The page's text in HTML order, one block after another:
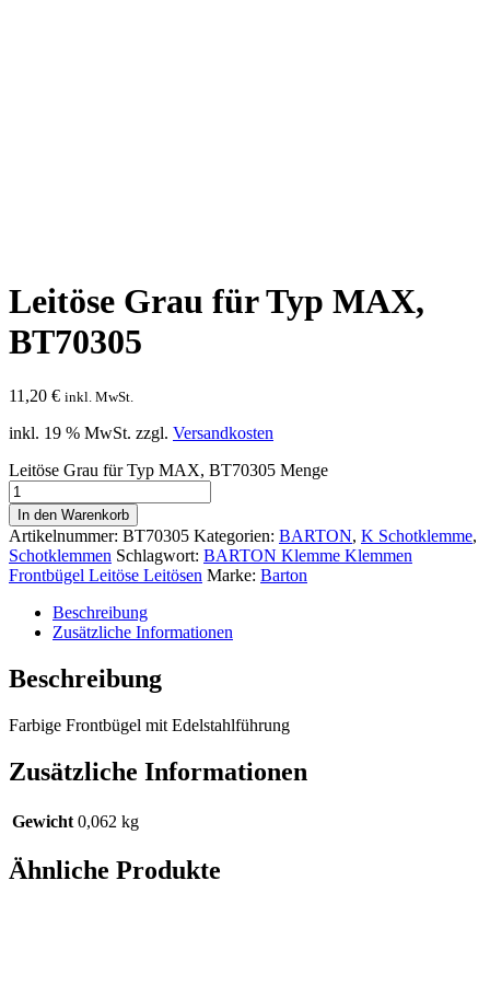
Leitöse Grau für Typ MAX,
BT70305
11,20 € inkl. MwSt.
inkl. 19 % MwSt. zzgl. Versandkosten
Leitöse Grau für Typ MAX, BT70305 Menge
In den Warenkorb
Artikelnummer: BT70305 Kategorien: BARTON, K Schotklemme,
Schotklemmen Schlagwort: BARTON Klemme Klemmen
Frontbügel Leitöse Leitösen Marke: Barton
Beschreibung
Zusätzliche Informationen
Beschreibung
Farbige Frontbügel mit Edelstahlführung
Zusätzliche Informationen
Gewicht 0,062 kg
Ähnliche Produkte